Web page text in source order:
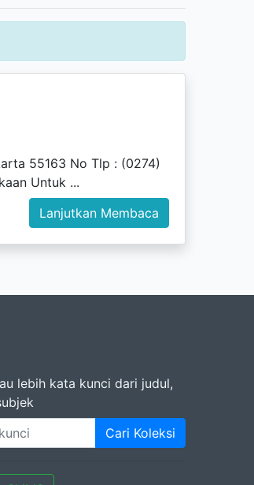
55163 No Tlp : (0274)
Untuk ...
Lanjutkan Membaca
lebih kata kunci dari judul,
Cari Koleksi